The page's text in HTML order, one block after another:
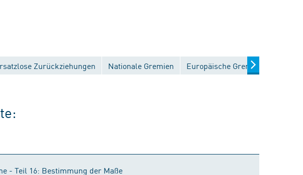
Zurückziehungen Nationale Gremien Europäische Gremien
- Teil 16: Bestimmung der Maße